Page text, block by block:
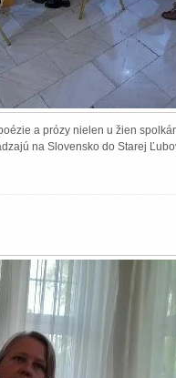
a prózy nielen u žien
na Slovensko do Starej